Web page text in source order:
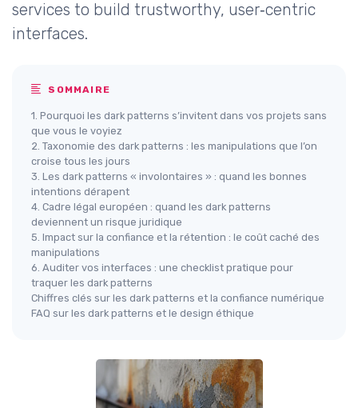
services to build trustworthy, user‑centric
interfaces.
SOMMAIRE
1. Pourquoi les dark patterns s’invitent dans vos projets sans
que vous le voyiez
2. Taxonomie des dark patterns : les manipulations que l’on
croise tous les jours
3. Les dark patterns « involontaires » : quand les bonnes
intentions dérapent
4. Cadre légal européen : quand les dark patterns
deviennent un risque juridique
5. Impact sur la confiance et la rétention : le coût caché des
manipulations
6. Auditer vos interfaces : une checklist pratique pour
traquer les dark patterns
Chiffres clés sur les dark patterns et la confiance numérique
FAQ sur les dark patterns et le design éthique